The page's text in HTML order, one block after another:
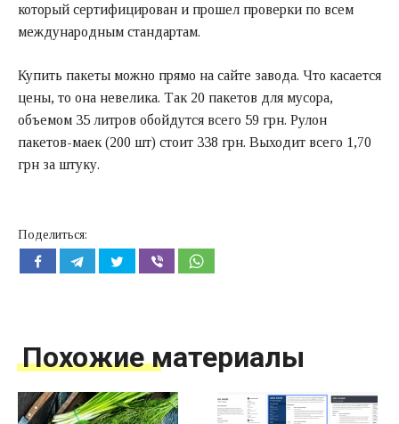
который сертифицирован и прошел проверки по всем
международным стандартам.
Купить пакеты можно прямо на сайте завода. Что касается
цены, то она невелика. Так 20 пакетов для мусора,
объемом 35 литров обойдутся всего 59 грн. Рулон
пакетов-маек (200 шт) стоит 338 грн. Выходит всего 1,70
грн за штуку.
Поделиться:
Похожие материалы